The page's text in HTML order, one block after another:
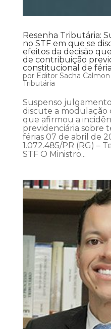
Resenha Tributária:
no STF em que se
efeitos da decisão
de contribuição
constitucional de
por Editor Sacha Calmon
Tributária
Suspenso
discute a modulação
que afirmou a
previdenciária sobre
férias 07 de abril de
1.072.485/PR (RG) –
STF O Ministro...